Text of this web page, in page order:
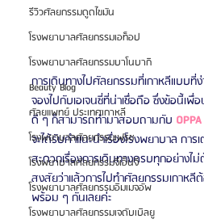
รีวิวศัลยกรรมดูดไขมัน
โรงพยาบาลศัลยกรรมเอท็อป
โรงพยาบาลศัลยกรรมบาโนบากิ
Beauty Blog
ศัลยแพทย์ ประเทศเกาหลี
โรงพยาบาลศัลยกรรมเฟรช
โรงพยาบาลศัลยกรรมจีเอ็นจี
โรงพยาบาลศัลยกรรมอิมเมจอัพ
โรงพยาบาลศัลยกรรมเจดับเบิลยู
การเดินทางไปศัลยกรรมที่เกาหลีแบบ
จองไปกับเอเจนซี่ที่น่าเชื่อถือ ซึ่งข้อนี้เพื่
ดี ๆ ก็สามารถทำมาสอบถามกับ
จะได้รับคำแนะนำเรื่องโรงพยาบาล กา
สะดวกเรื่องการเดินทางครบทุกอย่างไ
สงสัยว่าแล้วการไปทำศัลยกรรมเกาห
พร้อม ๆ กันเลยค่ะ